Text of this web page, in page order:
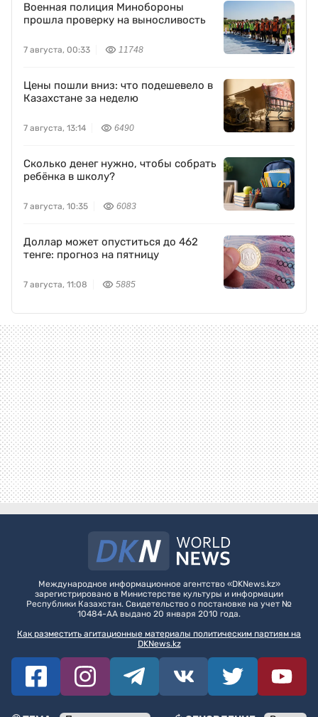
Военная полиция Минобороны
прошла проверку на выносливость
7 августа, 00:33 11748
Цены пошли вниз: что подешевело в
Казахстане за неделю
7 августа, 13:14 6490
Сколько денег нужно, чтобы собрать
ребёнка в школу?
7 августа, 10:35 6083
Доллар может опуститься до 462
тенге: прогноз на пятницу
7 августа, 11:08 5885
Международное информационное агентство «DKNews.kz»
зарегистрировано в Министерстве культуры и информации
Республики Казахстан. Свидетельство о постановке на учет №
10484-АА выдано 20 января 2010 года.
Как разместить агитационные материалы политическим партиям на
DKNews.kz